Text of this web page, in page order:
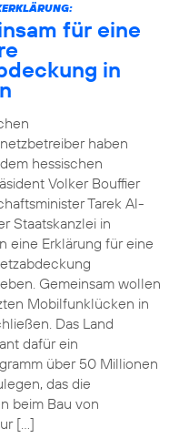
für eine
in
haben
hessischen
Volker Bouffier
Tarek Al-
Staatskanzlei in
eine Erklärung für eine
Gemeinsam wollen
Mobilfunklücken in
Das Land
dafür ein
über 50 Millionen
das die
beim Bau von
[…]